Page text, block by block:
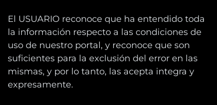
El USUARIO reconoce que ha entendido toda
la información respecto a las condiciones de
uso de nuestro portal, y reconoce que son
suficientes para la exclusión del error en las
mismas, y por lo tanto, las acepta integra y
expresamente.